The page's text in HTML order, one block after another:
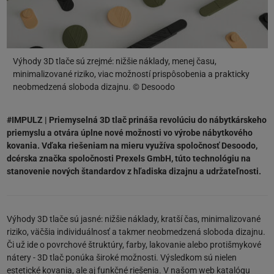
Výhody 3D tlače sú zrejmé: nižšie náklady, menej času,
minimalizované riziko, viac možností prispôsobenia a prakticky
neobmedzená sloboda dizajnu. © Desoodo
#IMPULZ | Priemyselná 3D tlač prináša revolúciu do nábytkárskeho
priemyslu a otvára úplne nové možnosti vo výrobe nábytkového
kovania. Vďaka riešeniam na mieru využíva spoločnosť Desoodo,
dcérska značka spoločnosti Prexels GmbH, túto technológiu na
stanovenie nových štandardov z hľadiska dizajnu a udržateľnosti.
Výhody 3D tlače sú jasné: nižšie náklady, kratší čas, minimalizované
riziko, väčšia individuálnosť a takmer neobmedzená sloboda dizajnu.
Či už ide o povrchové štruktúry, farby, lakovanie alebo protišmykové
nátery - 3D tlač ponúka široké možnosti. Výsledkom sú nielen
estetické kovania, ale aj funkčné riešenia. V našom web katalógu